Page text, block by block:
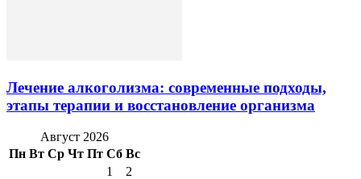
Лечение алкоголизма: современные подходы,
этапы терапии и восстановление организма
Август 2026
Пн Вт Ср Чт Пт Сб Вс
1
2